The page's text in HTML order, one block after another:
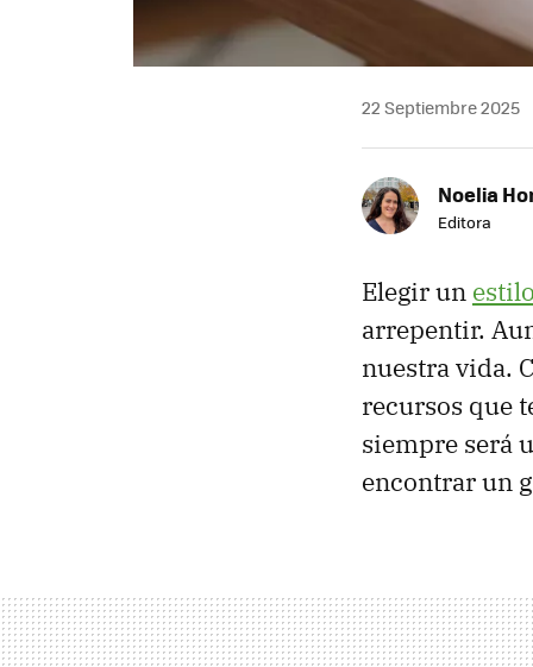
22 Septiembre 2025
Noelia
Editora
Elegir un
arrepentir.
nuestra vida.
recursos que
siempre será
encontrar un